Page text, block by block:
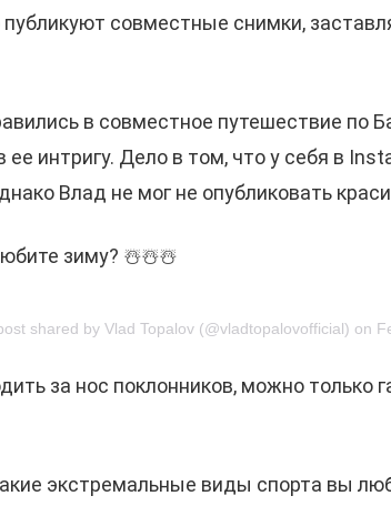
совместные снимки,
в совместное путешествие по
интригу. Дело в том, что у себя в
Влад не мог не опубликовать
зиму? ☃️☃️☃️
shared by Vlad Topalov (@vladtopalovofficial) on
за нос поклонников, можно
экстремальные виды спорта вы